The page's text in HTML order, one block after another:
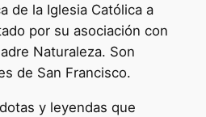
de la Iglesia Católica a
por su asociación con
Naturaleza. Son
de San Francisco.
y leyendas que